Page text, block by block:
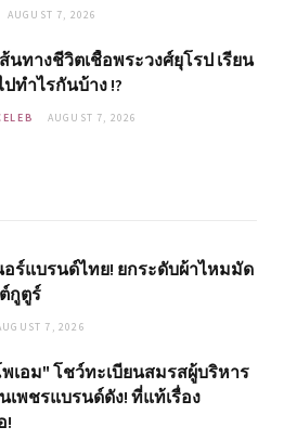
AUGUST 7, 2026
นทางชีวิตเชื้อพระวงศ์ยุโรป เรียน
ทำไรกันบ้าง !?
AUGUST 7, 2026
อร์แบรนด์ไทย! ยกระดับผ้าไหมมัด
กูตูร์
7, 2026
เอม" โชว์ทะเบียนสมรสผู้บริหาร
เพชรแบรนด์ดัง! ที่แท้เรื่อง
!